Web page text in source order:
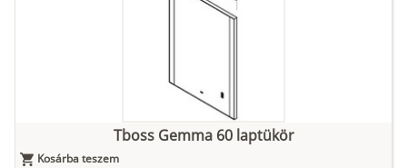
Tboss Gemma 60 laptükör
Kosárba teszem